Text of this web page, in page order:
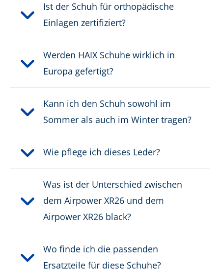
Obermaterial: Leder
Schnittschutzklasse: kein Schnittschutz
Verschluss:
PRODUKTBESCHREIBUNG HERUNTERLADEN
Ist der Schuh für orthopädische
Einlagen zertifiziert?
Werden HAIX Schuhe wirklich in
Europa gefertigt?
Kann ich den Schuh sowohl im
Sommer als auch im Winter tragen?
Wie pflege ich dieses Leder?
Was ist der Unterschied zwischen
dem Airpower XR26 und dem
Airpower XR26 black?
Wo finde ich die passenden
Ersatzteile für diese Schuhe?